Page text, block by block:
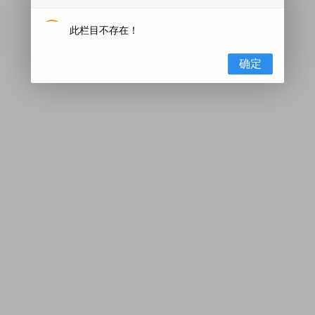
此栏目不存在！
确定